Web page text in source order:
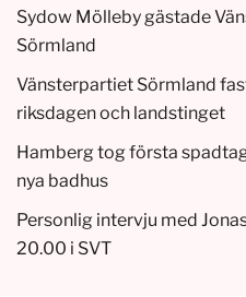
Sydow Mölleby gästade
Sörmland
Vänsterpartiet Sörmland
riksdagen och landstinget
Hamberg tog första
nya badhus
Personlig intervju med
20.00 i SVT